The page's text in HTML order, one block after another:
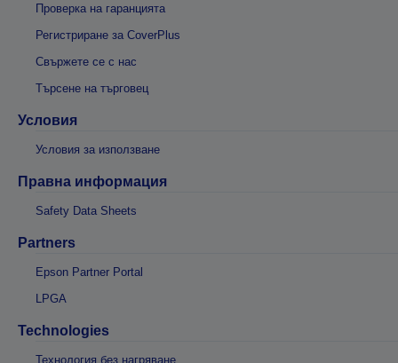
Проверка на гаранцията
Регистриране за CoverPlus
Свържете се с нас
Търсене на търговец
Условия
Условия за използване
Правна информация
Safety Data Sheets
Partners
Epson Partner Portal
LPGA
Technologies
Технология без нагряване